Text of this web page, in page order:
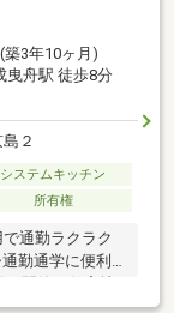
築3年10ヶ月)
曳舟駅 徒歩8分
２
システムキッチン
所有権
通勤ラクラク
通学に便利
ーパー、コン